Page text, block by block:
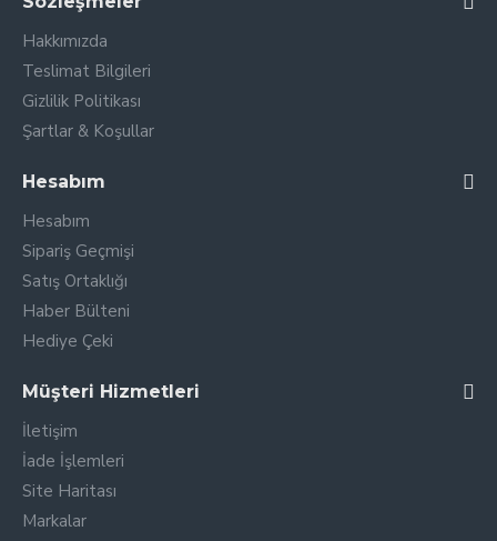
Hakkımızda
Teslimat Bilgileri
Gizlilik Politikası
Şartlar & Koşullar
Hesabım
Hesabım
Sipariş Geçmişi
Satış Ortaklığı
Haber Bülteni
Hediye Çeki
Müşteri Hizmetleri
İletişim
İade İşlemleri
Site Haritası
Markalar